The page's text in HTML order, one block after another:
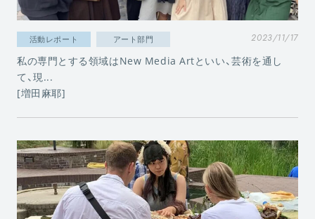
活動レポート アート部門 2023/11/17
私の専門とする領域はNew Media Artといい、芸術を通し
て、現...
[増田麻耶]